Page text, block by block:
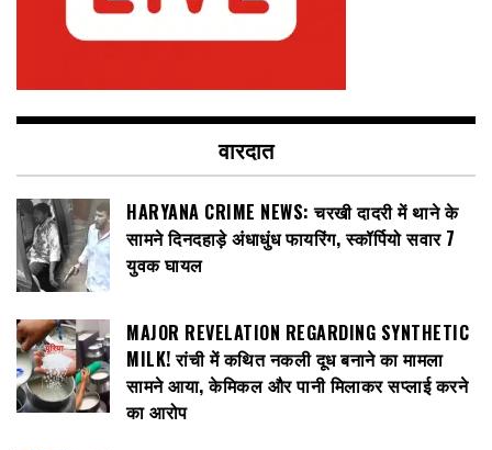
वारदात
HARYANA CRIME NEWS: चरखी दादरी में थाने के
सामने दिनदहाड़े अंधाधुंध फायरिंग, स्कॉर्पियो सवार 7
युवक घायल
MAJOR REVELATION REGARDING SYNTHETIC
MILK! रांची में कथित नकली दूध बनाने का मामला
सामने आया, केमिकल और पानी मिलाकर सप्लाई करने
का आरोप